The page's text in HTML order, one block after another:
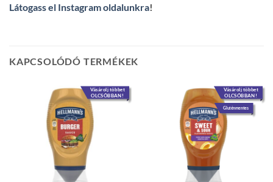
Látogass el Instagram oldalunkra!
KAPCSOLÓDÓ TERMÉKEK
Vásárolj többet
OLCSÓBBAN!
Vásárolj többet
OLCSÓBBAN!
Gluténmentes